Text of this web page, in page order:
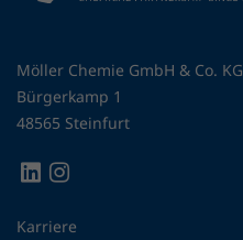
Möller Chemie GmbH & Co. KG
Bürgerkamp 1
48565 Steinfurt
Karriere